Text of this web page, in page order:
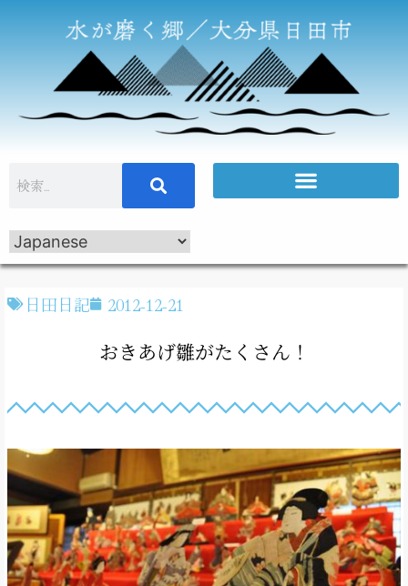
日田日記 2012-12-21
おきあげ雛がたくさん！